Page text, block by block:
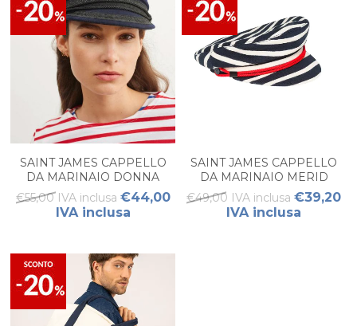
SAINT JAMES CAPPELLO
DA MARINAIO DONNA
€55,00 IVA inclusa €44,00
IVA inclusa
SAINT JAMES CAPPELLO
DA MARINAIO MERID
DONNA
€49,00 IVA inclusa €39,20
IVA inclusa